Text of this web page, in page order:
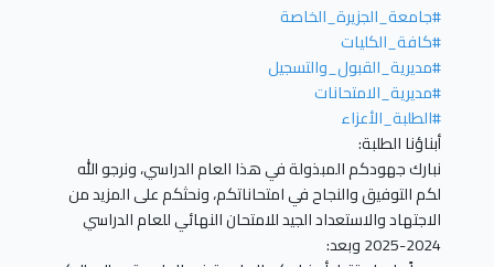
#جامعة_الجزيرة_الخاصة
#كافة_الكليات
#مديرية_القبول_والتسجيل
#مديرية_الامتحانات
#الطلبة_الأعزاء
أبناؤنا الطلبة:
نبارك جهودكم المبذولة في هذا العام الدراسي، ونرجو الله
لكم التوفيق والنجاح في امتحاناتكم، ونحثكم على المزيد من
الاجتهاد والاستعداد الجيد للامتحان النهائي للعام الدراسي
2024-2025 وبعد: